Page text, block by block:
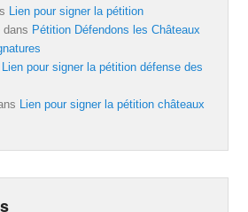
Lien pour signer la pétition
dans Pétition Défendons les Châteaux
Lien pour signer la pétition défense des
Lien pour signer la pétition châteaux